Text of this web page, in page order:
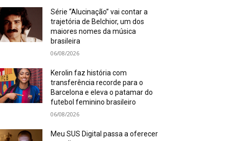
Série “Alucinação” vai contar a
trajetória de Belchior, um dos
maiores nomes da música
brasileira
06/08/2026
Kerolin faz história com
transferência recorde para o
Barcelona e eleva o patamar do
futebol feminino brasileiro
06/08/2026
Meu SUS Digital passa a oferecer